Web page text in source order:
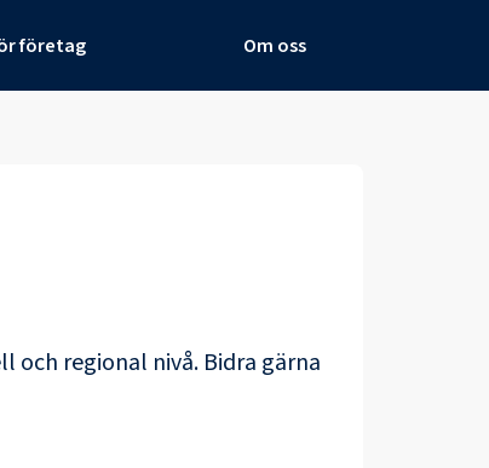
företag Om oss
och regional nivå. Bidra gärna